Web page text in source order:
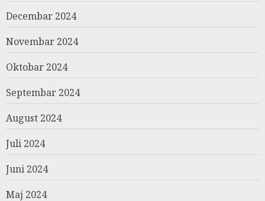
Decembar 2024
Novembar 2024
Oktobar 2024
Septembar 2024
August 2024
Juli 2024
Juni 2024
Maj 2024